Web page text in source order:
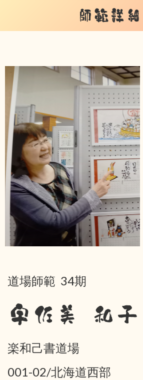
師範詳細
道場師範 34期
宇佐美 和子
楽和己書道場
001-02/北海道西部